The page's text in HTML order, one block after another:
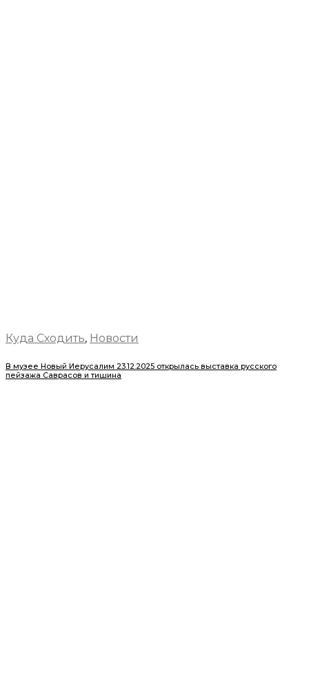
Куда Сходить, Новости
В музее Новый Иерусалим 23.12.2025 открылась выставка русского
пейзажа Саврасов и тишина